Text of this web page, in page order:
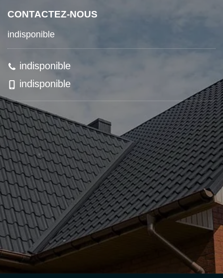
CONTACTEZ-NOUS
indisponible
indisponible
indisponible